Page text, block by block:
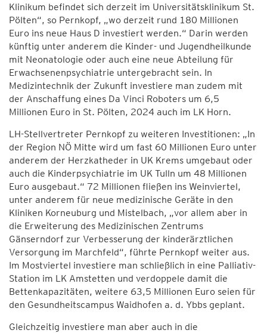
Klinikum befindet sich derzeit im Universitätsklinikum St.
Pölten“, so Pernkopf, „wo derzeit rund 180 Millionen
Euro ins neue Haus D investiert werden.“ Darin werden
künftig unter anderem die Kinder- und Jugendheilkunde
mit Neonatologie oder auch eine neue Abteilung für
Erwachsenenpsychiatrie untergebracht sein. In
Medizintechnik der Zukunft investiere man zudem mit
der Anschaffung eines Da Vinci Roboters um 6,5
Millionen Euro in St. Pölten, 2024 auch im LK Horn.
LH-Stellvertreter Pernkopf zu weiteren Investitionen: „In
der Region NÖ Mitte wird um fast 60 Millionen Euro unter
anderem der Herzkatheder in UK Krems umgebaut oder
auch die Kinderpsychiatrie im UK Tulln um 48 Millionen
Euro ausgebaut.“ 72 Millionen fließen ins Weinviertel,
unter anderem für neue medizinische Geräte in den
Kliniken Korneuburg und Mistelbach, „vor allem aber in
die Erweiterung des Medizinischen Zentrums
Gänserndorf zur Verbesserung der kinderärztlichen
Versorgung im Marchfeld“, führte Pernkopf weiter aus.
Im Mostviertel investiere man schließlich in eine Palliativ-
Station im LK Amstetten und verdoppele damit die
Bettenkapazitäten, weitere 63,5 Millionen Euro seien für
den Gesundheitscampus Waidhofen a. d. Ybbs geplant.
Gleichzeitig investiere man aber auch in die